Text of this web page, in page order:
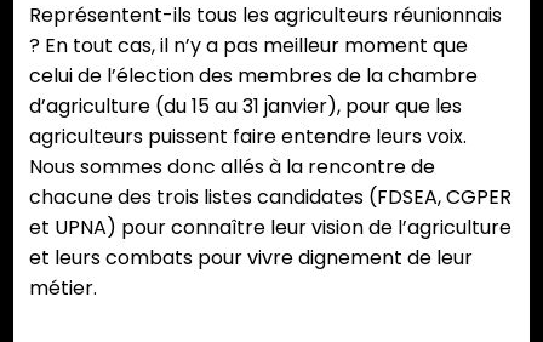
Représentent-ils tous les agriculteurs réunionnais
? En tout cas, il n’y a pas meilleur moment que
celui de l’élection des membres de la chambre
d’agriculture (du 15 au 31 janvier), pour que les
agriculteurs puissent faire entendre leurs voix.
Nous sommes donc allés à la rencontre de
chacune des trois listes candidates (FDSEA, CGPER
et UPNA) pour connaître leur vision de l’agriculture
et leurs combats pour vivre dignement de leur
métier.